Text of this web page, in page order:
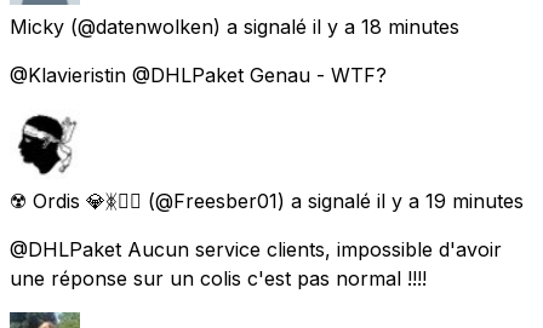
Micky (@datenwolken) a signalé il y a 18 minutes
@Klavieristin @DHLPaket Genau - WTF?
☢️ Ordis 💎ᛤ🏴‍☠️ (@Freesber01) a signalé il y a 19 minutes
@DHLPaket Aucun service clients, impossible d'avoir
une réponse sur un colis c'est pas normal !!!!